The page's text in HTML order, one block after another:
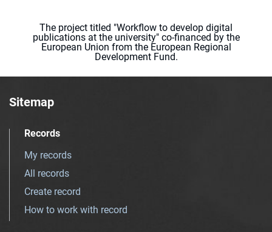
The project titled "Workflow to develop digital
publications at the university" co-financed by the
European Union from the European Regional
Development Fund.
Sitemap
Records
My records
All records
Create record
How to work with record